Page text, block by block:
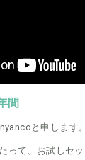
間
と申します。
って、お試しセ